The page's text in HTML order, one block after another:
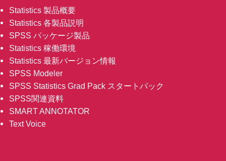
Statistics 製品概要
Statistics 各製品説明
SPSS パッケージ製品
Statistics 稼働環境
Statistics 最新バージョン情報
SPSS Modeler
SPSS Statistics Grad Pack スタートパック
SPSS関連資料
SMART ANNOTATOR
Text Voice